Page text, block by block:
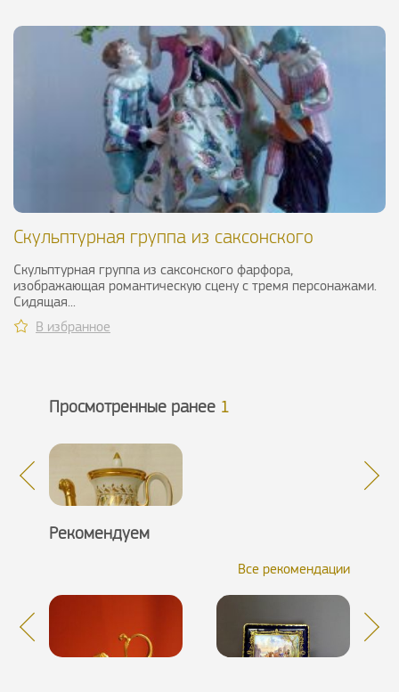
Скульптурная группа из саксонского
Скульптурная группа из саксонского фарфора,
изображающая романтическую сцену с тремя персонажами.
Сидящая...
В избранное
Просмотренные ранее 1
Рекомендуем
Все рекомендации